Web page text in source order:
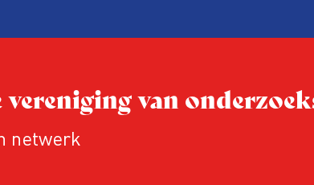
vereniging van
netwerk